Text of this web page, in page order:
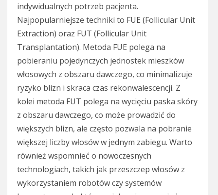
indywidualnych potrzeb pacjenta.
Najpopularniejsze techniki to FUE (Follicular Unit
Extraction) oraz FUT (Follicular Unit
Transplantation). Metoda FUE polega na
pobieraniu pojedynczych jednostek mieszków
włosowych z obszaru dawczego, co minimalizuje
ryzyko blizn i skraca czas rekonwalescencji. Z
kolei metoda FUT polega na wycięciu paska skóry
z obszaru dawczego, co może prowadzić do
większych blizn, ale często pozwala na pobranie
większej liczby włosów w jednym zabiegu. Warto
również wspomnieć o nowoczesnych
technologiach, takich jak przeszczep włosów z
wykorzystaniem robotów czy systemów